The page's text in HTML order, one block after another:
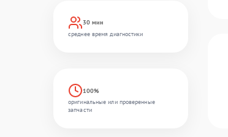
30 мин
среднее время диагностики
100%
оригинальные или проверенные
запчасти